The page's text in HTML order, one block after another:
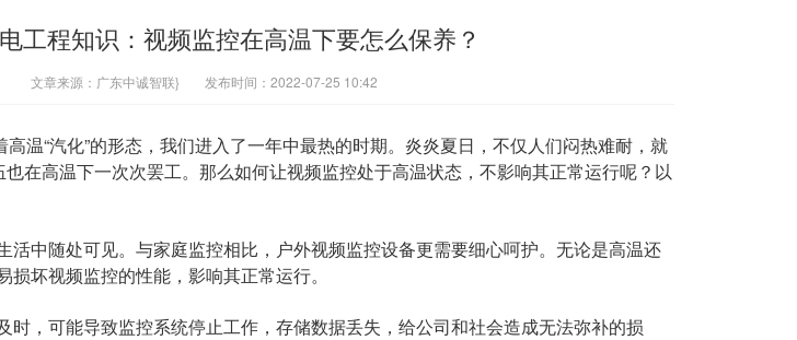
工程知识：视频监控在高温下要怎么保养？
文章来源： 广东中诚智联} 发布时间： 2022-07-25 10:42
高温“汽化”的形态，我们进入了一年中最热的时期。炎炎夏日，不仅人们闷热难耐，就
也在高温下一次次罢工。那么如何让视频监控处于高温状态，不影响其正常运行呢？以
活中随处可见。与家庭监控相比，户外视频监控设备更需要细心呵护。无论是高温还
坏视频监控的性能，影响其正常运行。
，可能导致监控系统停止工作，存储数据丢失，给公司和社会造成无法弥补的损